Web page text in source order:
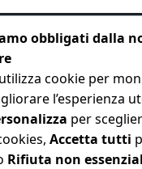
obbligati dalla
cookie per
l’esperienza
per
Accetta tutti
Rifiuta non